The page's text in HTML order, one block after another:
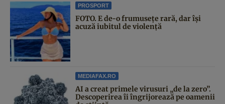
PROSPORT
FOTO. E de-o frumusețe rară, dar își
acuză iubitul de violență
MEDIAFAX.RO
AI a creat primele virusuri „de la zero”.
Descoperirea îi îngrijorează pe oamenii